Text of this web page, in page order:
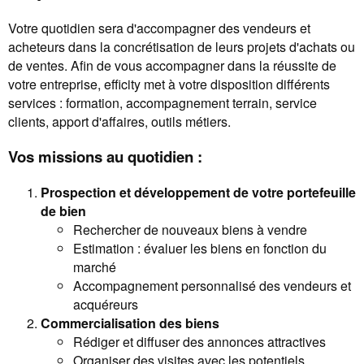
Votre quotidien sera d'accompagner des vendeurs et
acheteurs dans la concrétisation de leurs projets d'achats ou
de ventes. Afin de vous accompagner dans la réussite de
votre entreprise, efficity met à votre disposition différents
services : formation, accompagnement terrain, service
clients, apport d'affaires, outils métiers.
Vos missions au quotidien :
Prospection et développement de votre portefeuille
de bien
Rechercher de nouveaux biens à vendre
Estimation : évaluer les biens en fonction du
marché
Accompagnement personnalisé des vendeurs et
acquéreurs
Commercialisation des biens
Rédiger et diffuser des annonces attractives